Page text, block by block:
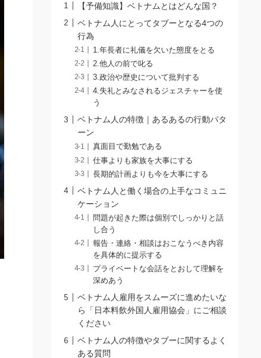
【予備知識】ベトナムとはどんな国？
ベトナム人にとってタブーとなる4つの
行為
1.年長者に礼儀を欠いた態度をとる
2.他人の前で叱る
3.政治や歴史について批判する
4.失礼とみなされるジェスチャーを使
う
ベトナム人の特徴｜あるあるの行動パタ
ーン
真面目で勤勉である
仕事よりも家族を大事にする
長期的計画よりも今を大事にする
ベトナム人と働く場合の上手なコミュニ
ケーション
問題が起きた際は個別でしっかりと話
し合う
報告・連絡・相談はおこなうべき内容
を具体的に提示する
プライベートな会話をとおして理解を
深めあう
ベトナム人雇用をスムーズに進めたいな
ら「日本料飲外国人雇用協会」にご相談
ください
ベトナム人の特徴やタブーに関するよく
ある質問